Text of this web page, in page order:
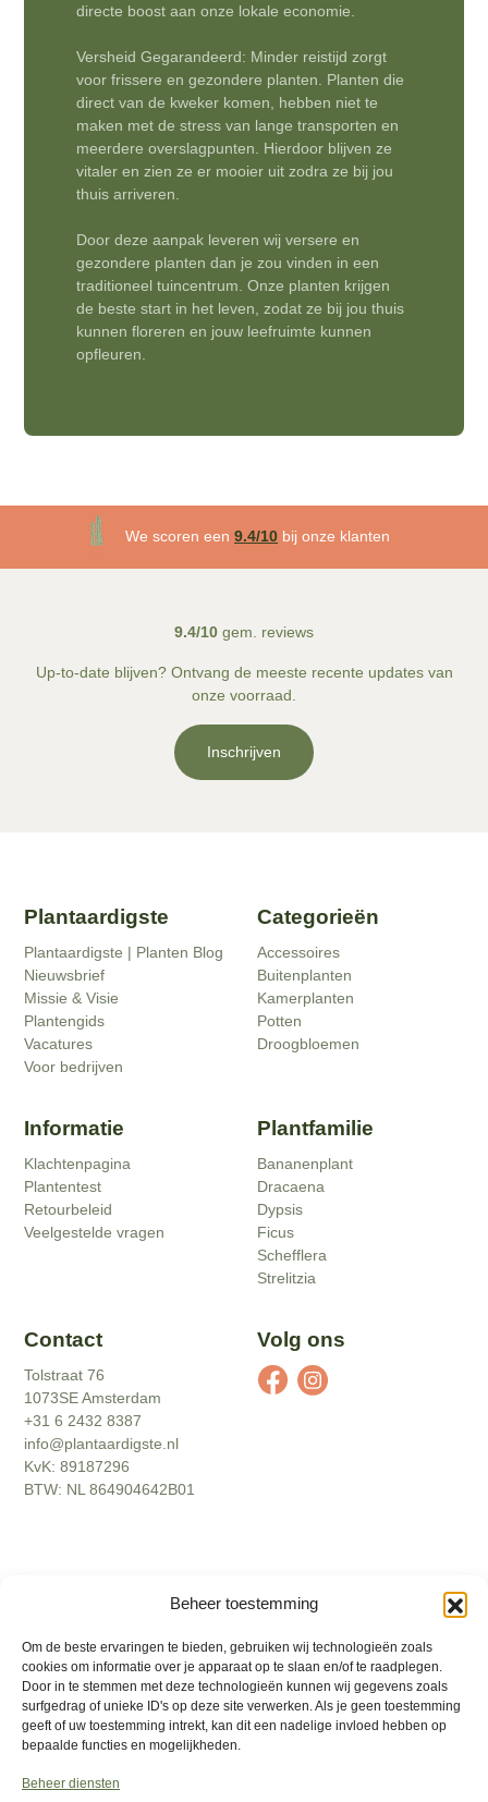
Beheer toestemming
Om de beste ervaringen te bieden, gebruiken wij technologieën zoals
cookies om informatie over je apparaat op te slaan en/of te raadplegen.
Door in te stemmen met deze technologieën kunnen wij gegevens zoals
surfgedrag of unieke ID's op deze site verwerken. Als je geen toestemming
geeft of uw toestemming intrekt, kan dit een nadelige invloed hebben op
bepaalde functies en mogelijkheden.
Beheer diensten
directe boost aan onze lokale economie.
Versheid Gegarandeerd: Minder reistijd zorgt
voor frissere en gezondere planten. Planten die
direct van de kweker komen, hebben niet te
maken met de stress van lange transporten en
meerdere overslagpunten. Hierdoor blijven ze
vitaler en zien ze er mooier uit zodra ze bij jou
thuis arriveren.
Door deze aanpak leveren wij versere en
gezondere planten dan je zou vinden in een
traditioneel tuincentrum. Onze planten krijgen
de beste start in het leven, zodat ze bij jou thuis
kunnen floreren en jouw leefruimte kunnen
opfleuren.
We scoren een 9.4/10 bij onze klanten
9.4/10 gem. reviews
Up-to-date blijven? Ontvang de meeste recente updates van
onze voorraad.
Inschrijven
Plantaardigste
Plantaardigste | Planten Blog
Nieuwsbrief
Missie & Visie
Plantengids
Vacatures
Voor bedrijven
Categorieën
Accessoires
Buitenplanten
Kamerplanten
Potten
Droogbloemen
Informatie
Klachtenpagina
Plantentest
Retourbeleid
Veelgestelde vragen
Plantfamilie
Bananenplant
Dracaena
Dypsis
Ficus
Schefflera
Strelitzia
Contact
Tolstraat 76
1073SE Amsterdam
+31 6 2432 8387
info@plantaardigste.nl
KvK: 89187296
BTW: NL 864904642B01
Volg ons
Actievoorwaarden
Algemene voorwaarden
Privacybeleid